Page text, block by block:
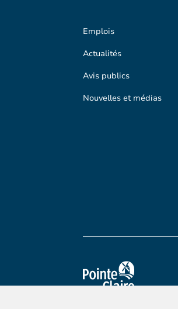
Emplois
Actualités
Avis publics
Nouvelles et médias